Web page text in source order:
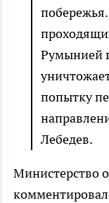
Румынией
попытку
Лебедев.
Министерство